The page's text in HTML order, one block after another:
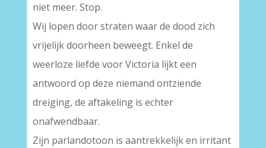
niet meer. Stop.
Wij lopen door straten waar de dood zich
vrijelijk doorheen beweegt. Enkel de
weerloze liefde voor Victoria lijkt een
antwoord op deze niemand ontziende
dreiging, de aftakeling is echter
onafwendbaar.
Zijn parlandotoon is aantrekkelijk en irritant